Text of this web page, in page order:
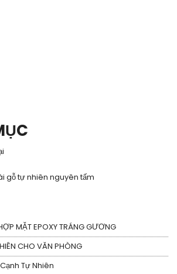
gỗ tự nhiên nguyên tấm
MẶT EPOXY TRÁNG GƯƠNG
CHO VĂN PHÒNG
Tự Nhiên